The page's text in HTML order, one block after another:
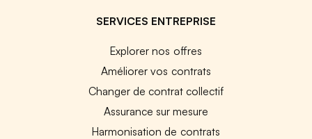
SERVICES ENTREPRISE
Explorer nos offres
Améliorer vos contrats
Changer de contrat collectif
Assurance sur mesure
Harmonisation de contrats